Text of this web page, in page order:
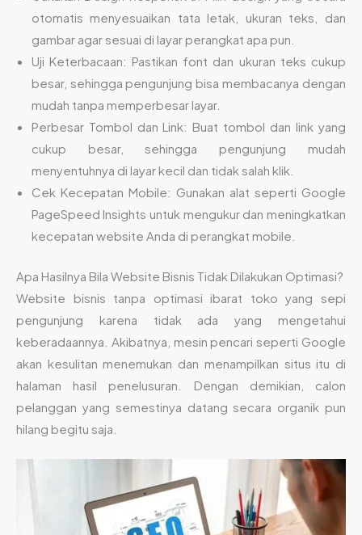
otomatis menyesuaikan tata letak, ukuran teks, dan
gambar agar sesuai di layar perangkat apa pun.
Uji Keterbacaan: Pastikan font dan ukuran teks cukup
besar, sehingga pengunjung bisa membacanya dengan
mudah tanpa memperbesar layar.
Perbesar Tombol dan Link: Buat tombol dan link yang
cukup besar, sehingga pengunjung mudah
menyentuhnya di layar kecil dan tidak salah klik.
Cek Kecepatan Mobile: Gunakan alat seperti Google
PageSpeed Insights untuk mengukur dan meningkatkan
kecepatan website Anda di perangkat mobile.
Apa Hasilnya Bila Website Bisnis Tidak Dilakukan Optimasi?
Website bisnis tanpa optimasi ibarat toko yang sepi
pengunjung karena tidak ada yang mengetahui
keberadaannya. Akibatnya, mesin pencari seperti Google
akan kesulitan menemukan dan menampilkan situs itu di
halaman hasil penelusuran. Dengan demikian, calon
pelanggan yang semestinya datang secara organik pun
hilang begitu saja.